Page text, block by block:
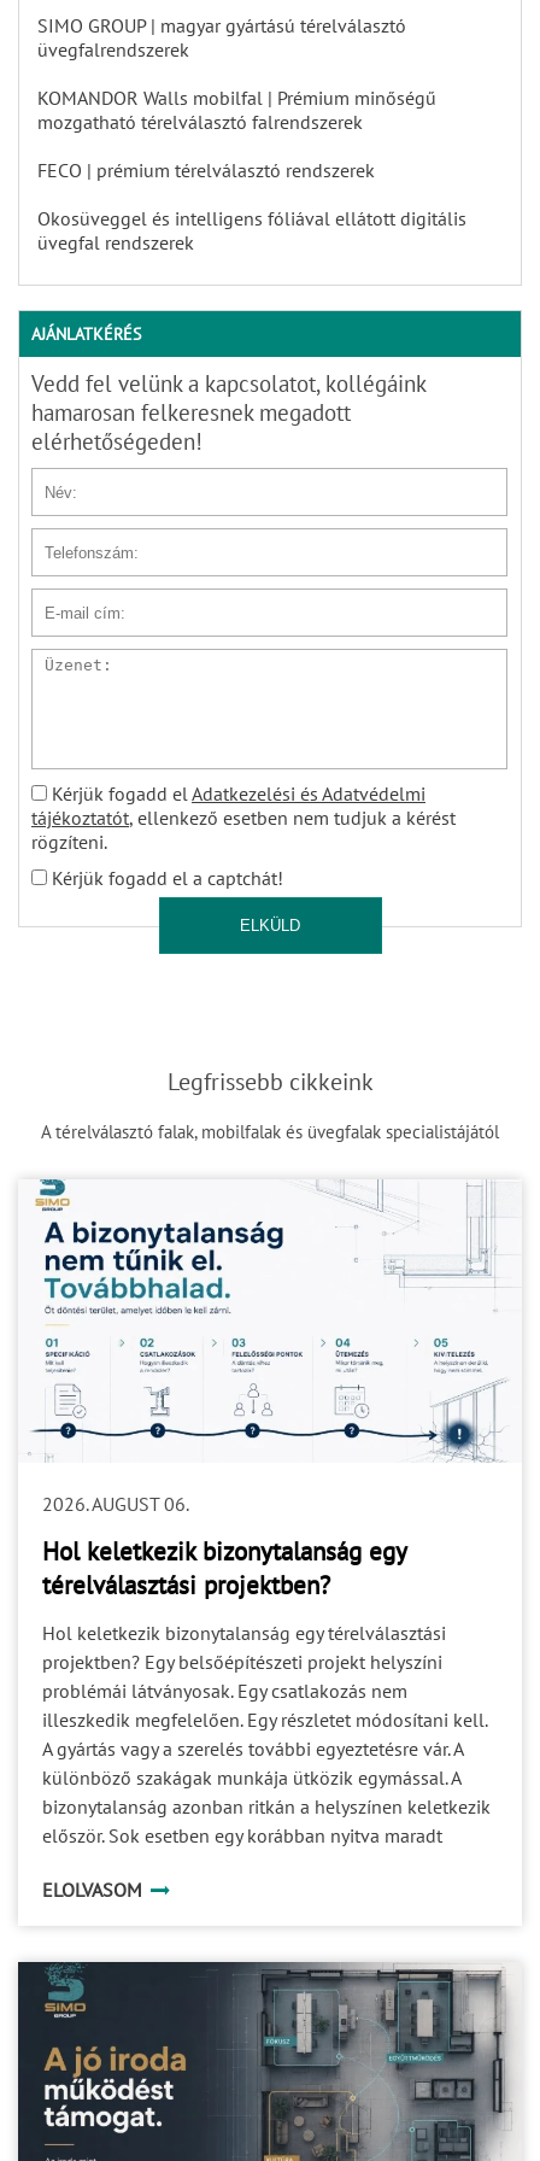
SIMO GROUP | magyar gyártású térelválasztó
üvegfalrendszerek
KOMANDOR Walls mobilfal | Prémium minőségű
mozgatható térelválasztó falrendszerek
FECO | prémium térelválasztó rendszerek
Okosüveggel és intelligens fóliával ellátott digitális
üvegfal rendszerek
AJÁNLATKÉRÉS
Vedd fel velünk a kapcsolatot, kollégáink
hamarosan felkeresnek megadott
elérhetőségeden!
Név
Telefonszám
E-mail cím
Üzenet
Kérjük fogadd elAdatkezelési és Adatvédelmi
tájékoztatót, ellenkező esetben nem tudjuk a kérést
rögzíteni.
Kérjük fogadd el a captchát!
ELKÜLD
Legfrissebb cikkeink
A térelválasztó falak, mobilfalak és üvegfalak specialistájától
2026. AUGUST 06.
Hol keletkezik bizonytalanság egy
térelválasztási projektben?
Hol keletkezik bizonytalanság egy térelválasztási
projektben? Egy belsőépítészeti projekt helyszíni
problémái látványosak. Egy csatlakozás nem
illeszkedik megfelelően. Egy részletet módosítani kell.
A gyártás vagy a szerelés további egyeztetésre vár. A
különböző szakágak munkája ütközik egymással. A
bizonytalanság azonban ritkán a helyszínen keletkezik
először. Sok esetben egy korábban nyitva maradt
a tervezés során még kisebb részletnek tűnik, az a
projektbiztonság ezért nem egyetlen ellenőrzési pont
eredménye. Több, egymással összefüggő döntési
területet kell időben tisztázni. 1. A specifikáció Egy
rendszer megnevezése önmagában még nem
határozza meg pontosan, milyen megoldásra van
szükség. A specifikációnak választ kell adnia többek
között arra, hogy: milyen funkciót tölt be a
ELOLVASOM